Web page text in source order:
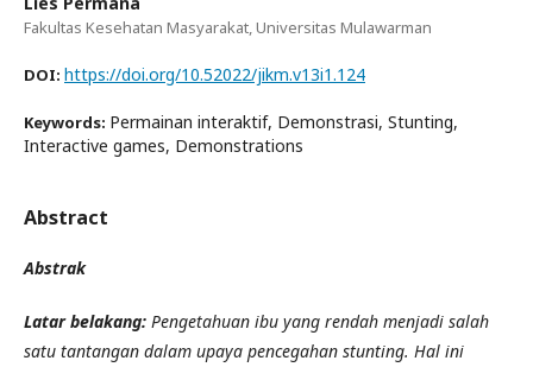
Fakultas Kesehatan Masyarakat, Universitas Mulawarman
DOI: https://doi.org/10.52022/jikm.v13i1.124
Keywords: Permainan interaktif, Demonstrasi, Stunting,
Interactive games, Demonstrations
Abstract
Abstrak
Latar belakang: Pengetahuan ibu yang rendah menjadi salah
satu tantangan dalam upaya pencegahan stunting. Hal ini